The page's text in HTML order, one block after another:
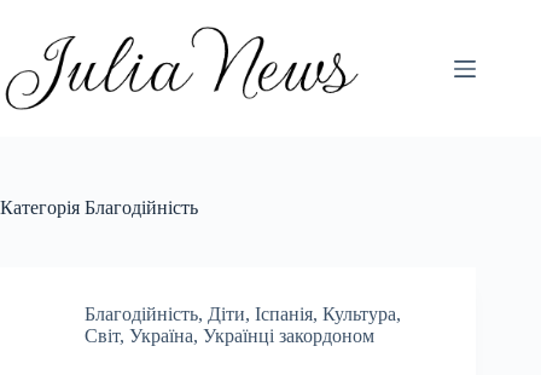
вмісту
Категорія Благодійність
Благодійність, Діти, Іспанія, Культура,
Світ, Україна, Українці закордоном